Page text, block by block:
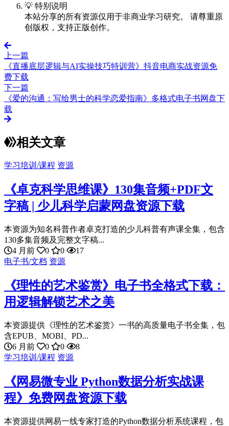
💡 特别说明
本站分享的所有资源仅用于非商业学习研究。 请尊重原
创版权，支持正版创作。
上一篇
《直播底层逻辑与AI实操技巧特训营》抖音电商实战资源免
费下载
下一篇
《爱的沟通：写给男士的科学恋爱指南》多格式电子书网盘下
载
相关文章
学习培训/课程 资源
《卓克科学思维课》130集音频+PDF文
字稿 | 少儿科学启蒙网盘资源下载
本资源为知名科普作者卓克打造的少儿科普有声课全集，包含
130多集音频及完整文字稿...
4 月前
0 0
17
电子书/文档 资源
《理性的艺术鉴赏》电子书全格式下载：
用逻辑解锁艺术之美
本资源提供《理性的艺术鉴赏》一书的高质量电子书全集，包
含EPUB、MOBI、PD...
6 月前
0 0
8
学习培训/课程 资源
《网易微专业 Python数据分析实战课
程》免费网盘资源下载
本资源提供网易一线专家打造的Python数据分析系统课程，包